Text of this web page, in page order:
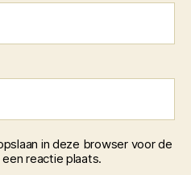
in deze browser voor de
reactie plaats.